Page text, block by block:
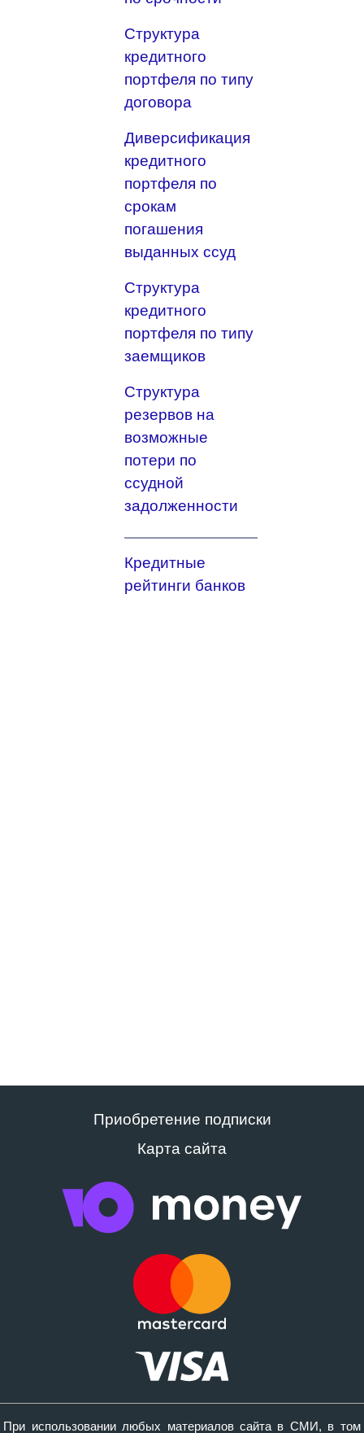
Структура
кредитного
портфеля по типу
договора
Диверсификация
кредитного
портфеля по
срокам
погашения
выданных ссуд
Структура
кредитного
портфеля по типу
заемщиков
Структура
резервов на
возможные
потери по
ссудной
задолженности
Кредитные
рейтинги банков
Приобретение подписки
Карта сайта
При использовании любых материалов сайта в СМИ, в том